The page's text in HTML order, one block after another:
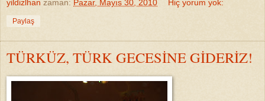
yildizlhan zaman: Pazar, Mayıs 30, 2010 Hiç yorum yok:
Paylaş
TÜRKÜZ, TÜRK GECESİNE GİDERİZ!